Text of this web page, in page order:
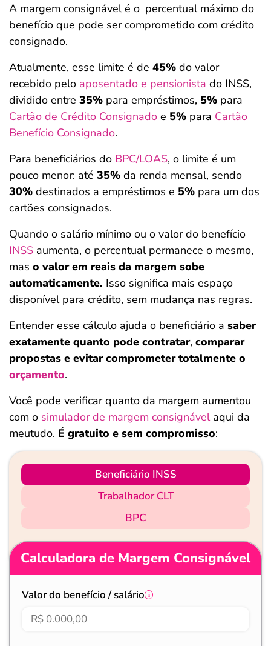
A margem consignável é o percentual máximo do
benefício que pode ser comprometido com crédito
consignado.
Atualmente, esse limite é de 45% do valor
recebido pelo aposentado e pensionista do INSS,
dividido entre 35% para empréstimos, 5% para
Cartão de Crédito Consignado e 5% para Cartão
Benefício Consignado.
Para beneficiários do BPC/LOAS, o limite é um
pouco menor: até 35% da renda mensal, sendo
30% destinados a empréstimos e 5% para um dos
cartões consignados.
Quando o salário mínimo ou o valor do benefício
INSS aumenta, o percentual permanece o mesmo,
mas o valor em reais da margem sobe
automaticamente. Isso significa mais espaço
disponível para crédito, sem mudança nas regras.
Entender esse cálculo ajuda o beneficiário a saber
exatamente quanto pode contratar, comparar
propostas e evitar comprometer totalmente o
orçamento.
Você pode verificar quanto da margem aumentou
com o simulador de margem consignávelaqui da
meutudo. É gratuito e sem compromisso:
Beneficiário INSS
Trabalhador CLT
BPC
Calculadora de Margem Consignável
Valor do benefício / salário